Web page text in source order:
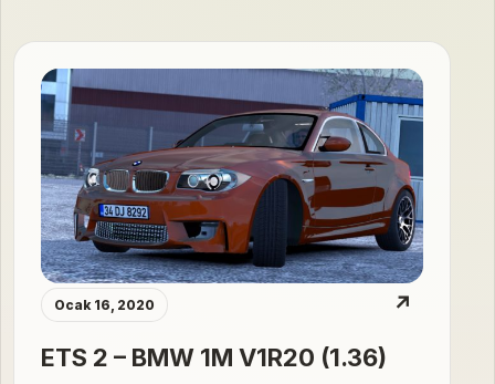
Hakkımda
Blog
Ocak 16, 2020 ↗
ETS 2 – BMW 1M V1R20 (1.36)